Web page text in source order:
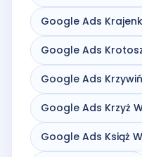
Google Ads
Google Ads
Google Ads Krzywiń
Google Ads Krzyż
Google Ads Książ